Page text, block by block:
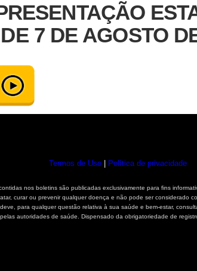
7 DE AGOSTO
Termos de Uso| Política de privacidade
nos boletins são publicadas exclusivamente para fins
curar ou prevenir qualquer doença e não pode ser considerado
para qualquer questão relativa à sua saúde e bem-estar,
autoridades de saúde. Dispensado da obrigatoriedade de